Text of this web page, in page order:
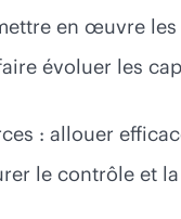
en œuvre
évoluer les
: allouer
le contrôle et